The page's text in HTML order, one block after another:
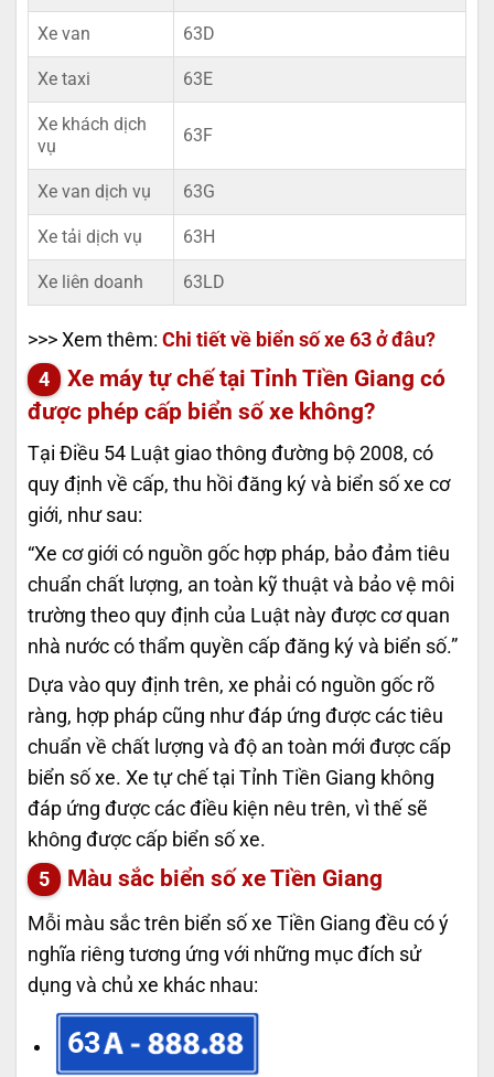
Xe van 63D
Xe taxi 63E
Xe khách dịch
vụ
63F
Xe van dịch vụ 63G
Xe tải dịch vụ 63H
Xe liên doanh 63LD
>>> Xem thêm: Chi tiết về biển số xe 63 ở đâu?
Xe máy tự chế tại Tỉnh Tiền Giang có
được phép cấp biển số xe không?
Tại Điều 54 Luật giao thông đường bộ 2008, có
quy định về cấp, thu hồi đăng ký và biển số xe cơ
giới, như sau:
“Xe cơ giới có nguồn gốc hợp pháp, bảo đảm tiêu
chuẩn chất lượng, an toàn kỹ thuật và bảo vệ môi
trường theo quy định của Luật này được cơ quan
nhà nước có thẩm quyền cấp đăng ký và biển số.”
Dựa vào quy định trên, xe phải có nguồn gốc rõ
ràng, hợp pháp cũng như đáp ứng được các tiêu
chuẩn về chất lượng và độ an toàn mới được cấp
biển số xe. Xe tự chế tại Tỉnh Tiền Giang không
đáp ứng được các điều kiện nêu trên, vì thế sẽ
không được cấp biển số xe.
Màu sắc biển số xe Tiền Giang
Mỗi màu sắc trên biển số xe Tiền Giang đều có ý
nghĩa riêng tương ứng với những mục đích sử
dụng và chủ xe khác nhau:
63